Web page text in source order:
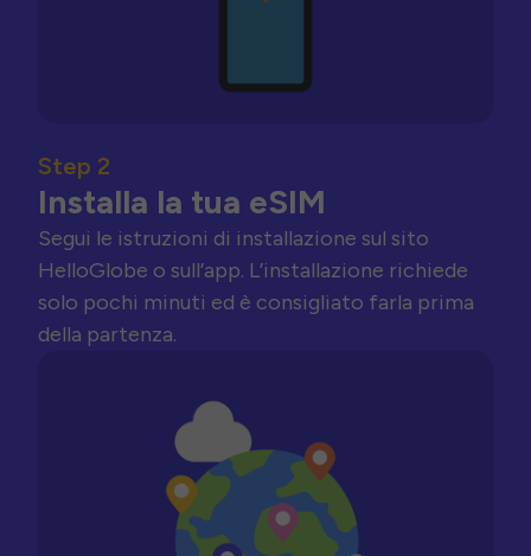
Step 2
Installa la tua eSIM
Segui le istruzioni di installazione sul sito
HelloGlobe o sull’app. L’installazione richiede
solo pochi minuti ed è consigliato farla prima
della partenza.